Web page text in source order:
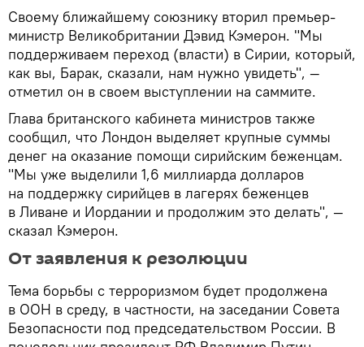
Своему ближайшему союзнику вторил премьер-
министр Великобритании Дэвид Кэмерон. "Мы
поддерживаем переход (власти) в Сирии, который,
как вы, Барак, сказали, нам нужно увидеть", —
отметил он в своем выступлении на саммите.
Глава британского кабинета министров также
сообщил, что Лондон выделяет крупные суммы
денег на оказание помощи сирийским беженцам.
"Мы уже выделили 1,6 миллиарда долларов
на поддержку сирийцев в лагерях беженцев
в Ливане и Иордании и продолжим это делать", —
сказал Кэмерон.
От заявления к резолюции
Тема борьбы с терроризмом будет продолжена
в ООН в среду, в частности, на заседании Совета
Безопасности под председательством России. В